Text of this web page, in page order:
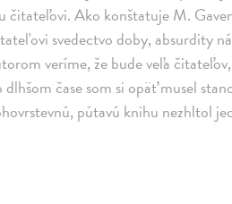
čitateľovi. Ako konštatuje M.
svedectvo doby, absurdity
veríme, že bude veľa
čase som si opäť musel
pútavú knihu nezhltol